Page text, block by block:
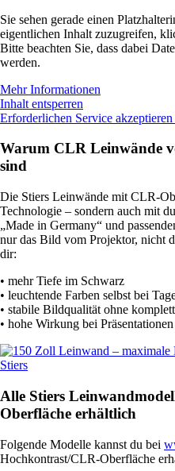
Sie sehen gerade einen
eigentlichen Inhalt zuzugreifen,
Bitte beachten Sie, dass dabei
werden.
Mehr Informationen
Inhalt entsperren
Erforderlichen Service
Warum CLR Leinwände
sind
Die Stiers Leinwände mit CLR-
Technologie – sondern auch mit
„Made in Germany“ und
nur das Bild vom Projektor, nicht
dir:
• mehr Tiefe im Schwarz
• leuchtende Farben selbst bei
• stabile Bildqualität ohne
• hohe Wirkung bei
Alle Stiers
Oberfläche erhältlich
Folgende Modelle kannst du bei
Hochkontrast/CLR-Oberfläche